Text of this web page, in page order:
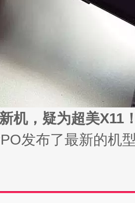
机，疑为超美X11
发布了最新的机